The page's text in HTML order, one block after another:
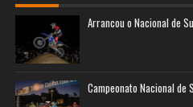
Arrancou o Nacional de
Campeonato Nacional de